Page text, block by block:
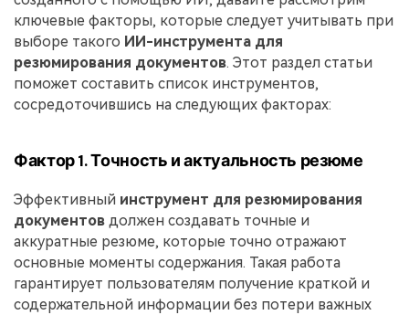
ключевые факторы, которые следует учитывать при
выборе такого ИИ-инструмента для
резюмирования документов. Этот раздел статьи
поможет составить список инструментов,
сосредоточившись на следующих факторах:
Фактор 1. Точность и актуальность резюме
Эффективный инструмент для резюмирования
документов должен создавать точные и
аккуратные резюме, которые точно отражают
основные моменты содержания. Такая работа
гарантирует пользователям получение краткой и
содержательной информации без потери важных